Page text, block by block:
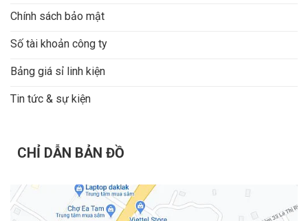
Chính sách bảo mật
Số tài khoản công ty
Bảng giá sỉ linh kiện
Tin tức & sự kiện
CHỈ DẪN BẢN ĐỒ